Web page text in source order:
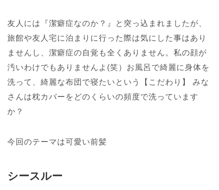
友人には『潔癖症なのか？』と突っ込まれましたが、
旅館や友人宅に泊まりに行った際は気にした事はあり
ませんし、潔癖症の自覚も全くありません。私の顔が
汚いわけでもありませんよ(笑）お風呂で綺麗に身体を
洗って、綺麗な布団で寝たいという【こだわり】
みな
さんは枕カバーをどのくらいの頻度で洗っています
か？
今回のテーマは可愛い前髪
シースルー